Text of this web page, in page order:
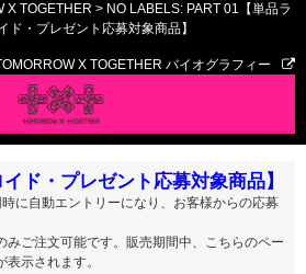
X TOGETHER > NO LABELS: PART 01【単品ラ
ド・プレゼント応募対象商品】
X TOGETHER バイオグラフィー
ド・プレゼント応募対象商品】
に自動エントリーになり、お客様からの応募
みご注文可能です。販売期間中、こちらのペー
示されます。